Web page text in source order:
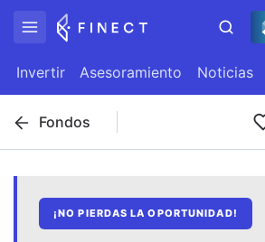
Invertir Asesoramiento Noticias
Fondos
¡NO PIERDAS LA OPORTUNIDAD!